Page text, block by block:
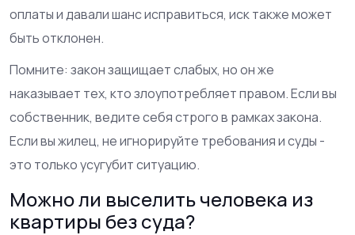
оплаты и давали шанс исправиться, иск также может
быть отклонен.
Помните: закон защищает слабых, но он же
наказывает тех, кто злоупотребляет правом. Если вы
собственник, ведите себя строго в рамках закона.
Если вы жилец, не игнорируйте требования и суды -
это только усугубит ситуацию.
Можно ли выселить человека из
квартиры без суда?